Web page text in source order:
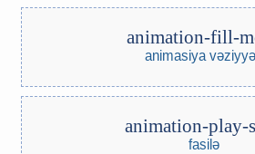
animation-fill-
animasiya
animation-play-
fasilə